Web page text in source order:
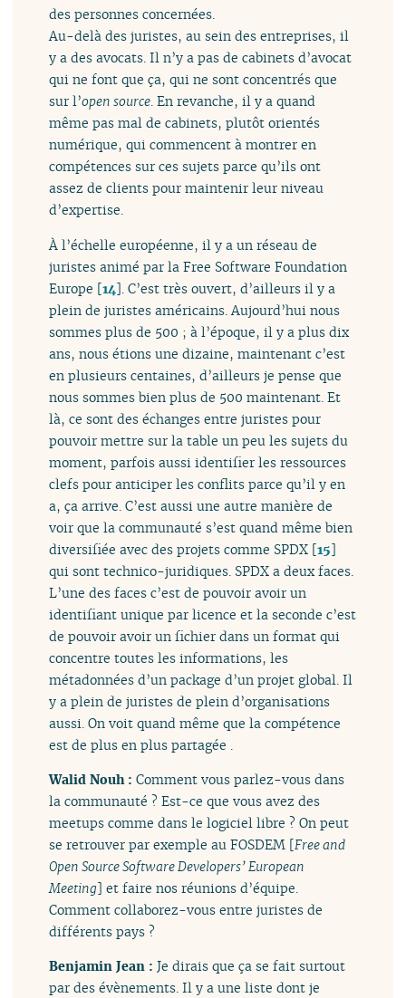
des personnes concernées.
Au-delà des juristes, au sein des entreprises, il
y a des avocats. Il n’y a pas de cabinets d’avocat
qui ne font que ça, qui ne sont concentrés que
sur l’open source. En revanche, il y a quand
même pas mal de cabinets, plutôt orientés
numérique, qui commencent à montrer en
compétences sur ces sujets parce qu’ils ont
assez de clients pour maintenir leur niveau
d’expertise.
À l’échelle européenne, il y a un réseau de
juristes animé par la Free Software Foundation
Europe [14] . C’est très ouvert, d’ailleurs il y a
plein de juristes américains. Aujourd’hui nous
sommes plus de 500 ; à l’époque, il y a plus dix
ans, nous étions une dizaine, maintenant c’est
en plusieurs centaines, d’ailleurs je pense que
nous sommes bien plus de 500 maintenant. Et
là, ce sont des échanges entre juristes pour
pouvoir mettre sur la table un peu les sujets du
moment, parfois aussi identifier les ressources
clefs pour anticiper les conflits parce qu’il y en
a, ça arrive. C’est aussi une autre manière de
voir que la communauté s’est quand même bien
diversifiée avec des projets comme SPDX [15]
qui sont technico-juridiques. SPDX a deux faces.
L’une des faces c’est de pouvoir avoir un
identifiant unique par licence et la seconde c’est
de pouvoir avoir un fichier dans un format qui
concentre toutes les informations, les
métadonnées d’un package d’un projet global. Il
y a plein de juristes de plein d’organisations
aussi. On voit quand même que la compétence
est de plus en plus partagée .
Walid Nouh :Comment vous parlez-vous dans
la communauté ? Est-ce que vous avez des
meetups comme dans le logiciel libre ? On peut
se retrouver par exemple au FOSDEM [Free and
Open Source Software Developers’ European
Meeting] et faire nos réunions d’équipe.
Comment collaborez-vous entre juristes de
différents pays ?
Benjamin Jean :Je dirais que ça se fait surtout
par des évènements. Il y a une liste dont je